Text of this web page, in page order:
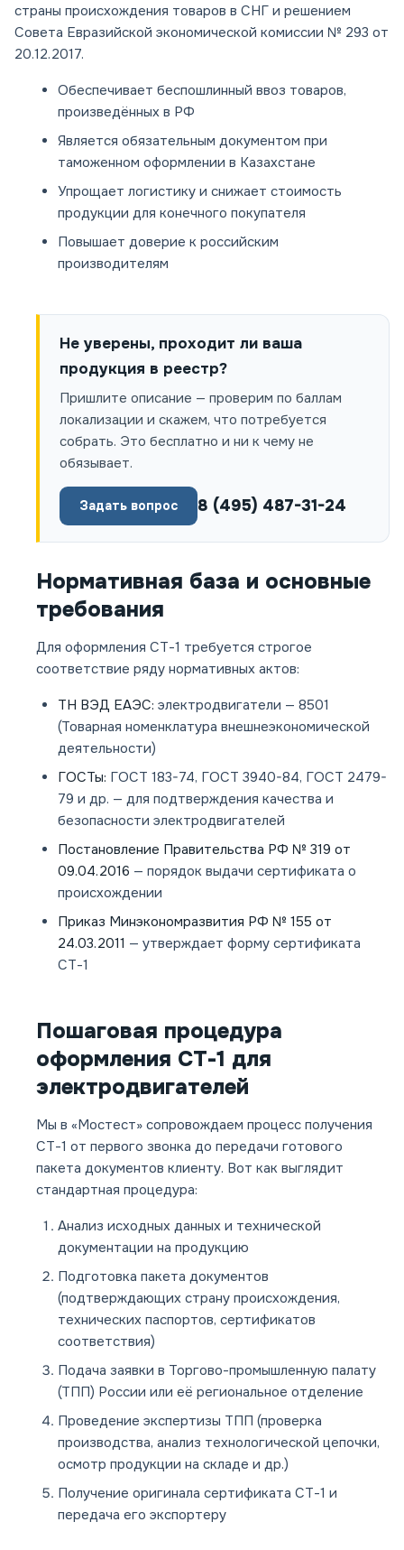
страны происхождения товаров в СНГ и решением
Совета Евразийской экономической комиссии № 293 от
20.12.2017.
Обеспечивает беспошлинный ввоз товаров,
произведённых в РФ
Является обязательным документом при
таможенном оформлении в Казахстане
Упрощает логистику и снижает стоимость
продукции для конечного покупателя
Повышает доверие к российским
производителям
Не уверены, проходит ли ваша
продукция в реестр?
Пришлите описание — проверим по баллам
локализации и скажем, что потребуется
собрать. Это бесплатно и ни к чему не
обязывает.
Задать вопрос 8 (495) 487-31-24
Нормативная база и основные
требования
Для оформления СТ-1 требуется строгое
соответствие ряду нормативных актов:
ТН ВЭД ЕАЭС: электродвигатели — 8501
(Товарная номенклатура внешнеэкономической
деятельности)
ГОСТы: ГОСТ 183-74, ГОСТ 3940-84, ГОСТ 2479-
79 и др. — для подтверждения качества и
безопасности электродвигателей
Постановление Правительства РФ № 319 от
09.04.2016 — порядок выдачи сертификата о
происхождении
Приказ Минэкономразвития РФ № 155 от
24.03.2011 — утверждает форму сертификата
СТ-1
Пошаговая процедура
оформления СТ-1 для
электродвигателей
Мы в «Мостест» сопровождаем процесс получения
СТ-1 от первого звонка до передачи готового
пакета документов клиенту. Вот как выглядит
стандартная процедура:
Анализ исходных данных и технической
документации на продукцию
Подготовка пакета документов
(подтверждающих страну происхождения,
технических паспортов, сертификатов
соответствия)
Подача заявки в Торгово-промышленную палату
(ТПП) России или её региональное отделение
Проведение экспертизы ТПП (проверка
производства, анализ технологической цепочки,
осмотр продукции на складе и др.)
Получение оригинала сертификата СТ-1 и
передача его экспортеру